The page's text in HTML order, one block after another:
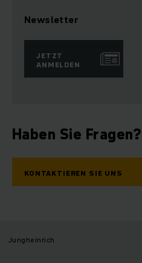
Newsletter
JETZT
ANMELDEN
Haben Sie Fragen?
KONTAKTIEREN SIE UNS
Jungheinrich